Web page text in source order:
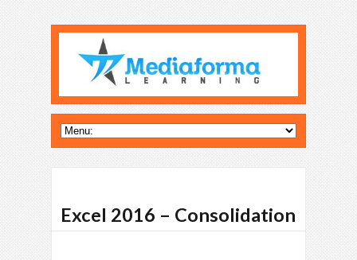
Excel 2016 – Consolidation